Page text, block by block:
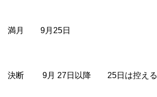
満月 9月25日
決断 9月 27日以降 25日は控える